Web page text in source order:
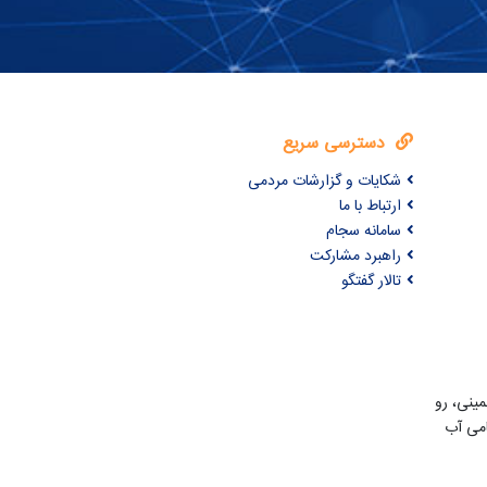
دسترسی سریع
شکایات و گزارشات مردمی
ارتباط با ما
سامانه سجام
راهبرد مشارکت
تالار گفتگو
رو
آب